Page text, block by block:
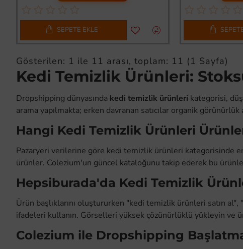
SEPETE EKLE
Gösterilen: 1 ile 11 arası, toplam: 11 (1 Sayfa)
Kedi Temizlik Ürünleri:
Dropshipping dünyasında kedi temizlik ürünleri kategorisi,
arama yapılmakta; erken davranan satıcılar organik
Hangi Kedi Temizlik Ürünleri
Pazaryeri verilerine göre kedi temizlik ürünleri kategorisinde
ürünler. Colezium'un güncel kataloğunu takip ederek bu
Hepsiburada'da Kedi Temizlik
Ürün başlıklarını oluştururken "kedi temizlik ürünleri satın
ifadeleri kullanın. Görselleri yüksek çözünürlüklü yükleyin ve
Colezium ile Dropshipping